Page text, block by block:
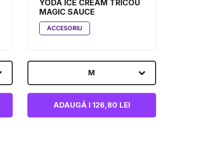
YODA ICE CREAM TRICOU
MAGIC SAUCE
ACCESORIU
M
ADAUGĂ I 126,80 LEI